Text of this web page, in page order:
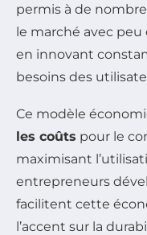
permis à de
le marché avec
en innovant
besoins des
Ce modèle
les coûts pour le
maximisant
entrepreneurs
facilitent cette
l’accent sur la